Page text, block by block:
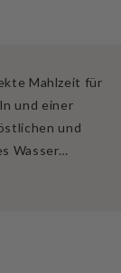
Mahlzeit für
und einer
und
Wasser…